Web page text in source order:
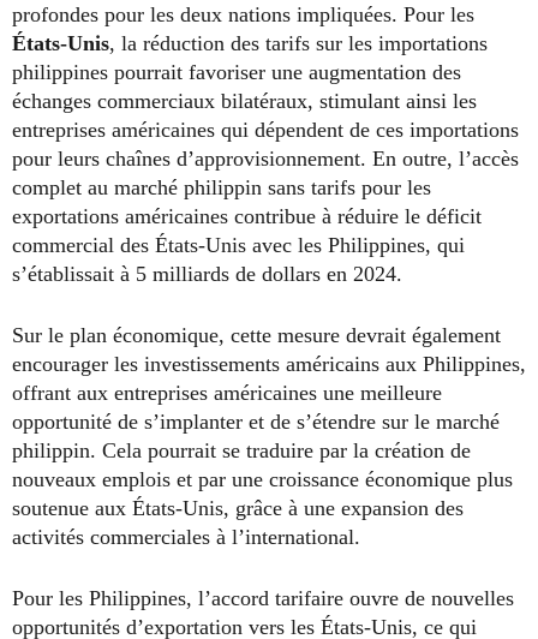
profondes pour les deux nations impliquées. Pour les
États-Unis, la réduction des tarifs sur les importations
philippines pourrait favoriser une augmentation des
échanges commerciaux bilatéraux, stimulant ainsi les
entreprises américaines qui dépendent de ces importations
pour leurs chaînes d’approvisionnement. En outre, l’accès
complet au marché philippin sans tarifs pour les
exportations américaines contribue à réduire le déficit
commercial des États-Unis avec les Philippines, qui
s’établissait à 5 milliards de dollars en 2024.
Sur le plan économique, cette mesure devrait également
encourager les investissements américains aux Philippines,
offrant aux entreprises américaines une meilleure
opportunité de s’implanter et de s’étendre sur le marché
philippin. Cela pourrait se traduire par la création de
nouveaux emplois et par une croissance économique plus
soutenue aux États-Unis, grâce à une expansion des
activités commerciales à l’international.
Pour les Philippines, l’accord tarifaire ouvre de nouvelles
opportunités d’exportation vers les États-Unis, ce qui